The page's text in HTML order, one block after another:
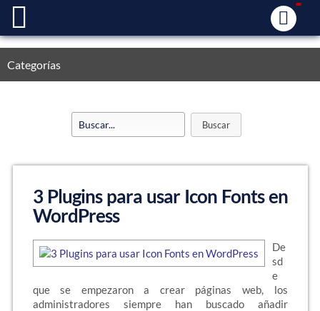
Categorías
3 Plugins para usar Icon Fonts en
WordPress
De
sd
e
que se empezaron a crear páginas web, los
administradores siempre han buscado añadir